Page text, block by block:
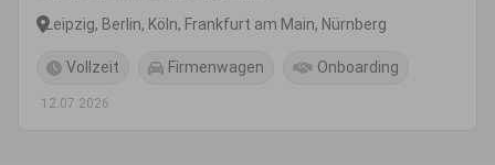
Leipzig, Berlin, Köln, Frankfurt am Main, Nürnberg
Vollzeit Firmenwagen Onboarding
12.07.2026